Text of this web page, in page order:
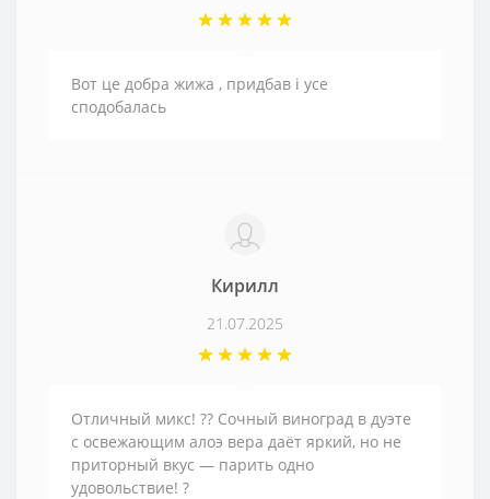
Вот це добра жижа , придбав і усе
сподобалась
Кирилл
21.07.2025
Отличный микс! ?? Сочный виноград в дуэте
с освежающим алоэ вера даёт яркий, но не
приторный вкус — парить одно
удовольствие! ?